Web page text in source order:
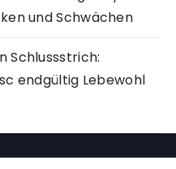
und Schwächen
Schlussstrich:
endgültig Lebewohl